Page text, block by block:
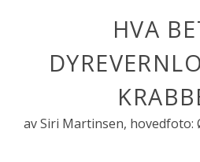
HVA
av Siri Martinsen,